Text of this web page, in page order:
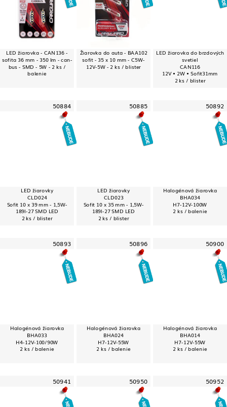
LED žiarovka - CAN136 -
sofita 36 mm - 350 lm - can-
bus - SMD - 5W - 2 ks /
balenie
Žiarovka do auta - BAA102
sofit - 35 x 10 mm - C5W-
12V-5W - 2 ks / blister
LED žiarovka do brzdových
svetiel
CAN116
12V • 2W • Sofit31mm
2 ks / blister
50884
LED žiarovky
CLD024
Sofit 10 x 39 mm - 1,5W-
189l-27 SMD LED
2 ks / blister
50885
LED žiarovky
CLD023
Sofit 10 x 35 mm - 1,5W-
189l-27 SMD LED
2 ks / blister
50892
Halogénová žiarovka
BHA034
H7-12V-100W
2 ks / balenie
50893
Halogénová žiarovka
BHA033
H4-12V-100/90W
2 ks / balenie
50896
Halogénová žiarovka
BHA024
H7-12V-55W
2 ks / balenie
50900
Halogénová žiarovka
BHA014
H7-12V-55W
2 ks / balenie
50941 50950 50952